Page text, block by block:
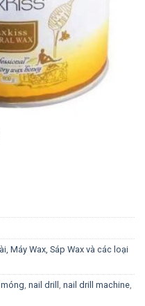
Máy Wax, Sáp Wax và các loại
, nail drill , nail drill machine,